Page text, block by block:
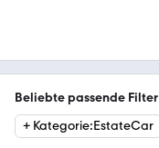
Beliebte passende Filter
+ Kategorie:EstateCar